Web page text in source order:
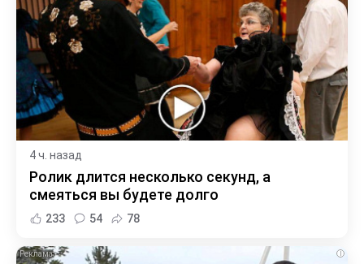
4 ч. назад
Ролик длится несколько секунд, а
смеяться вы будете долго
233 54 78
i